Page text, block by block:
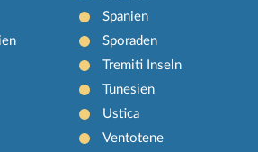
Spanien
Sporaden
Tremiti Inseln
Tunesien
Ustica
Ventotene